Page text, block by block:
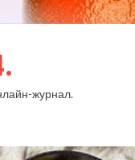
журнал.